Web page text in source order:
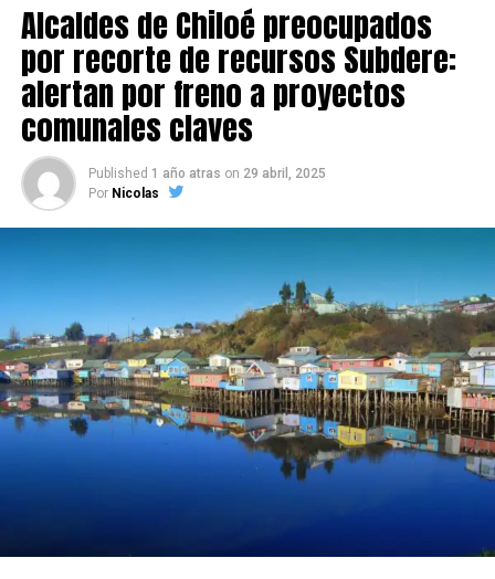
Alcaldes de Chiloé preocupados
por recorte de recursos Subdere:
alertan por freno a proyectos
comunales claves
Published 1 año atras on 29 abril, 2025
Por Nicolas